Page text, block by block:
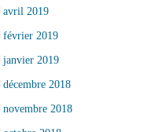
avril 2019
février 2019
janvier 2019
décembre 2018
novembre 2018